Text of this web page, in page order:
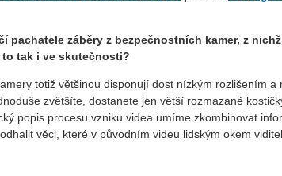
pachatele záběry z bezpečnostních kamer, z
tak i ve skutečnosti?
totiž většinou disponují dost nízkým rozlišením a
zvětšíte, dostanete jen větší rozmazané
popis procesu vzniku videa umíme zkombinovat
věci, které v původním videu lidským okem